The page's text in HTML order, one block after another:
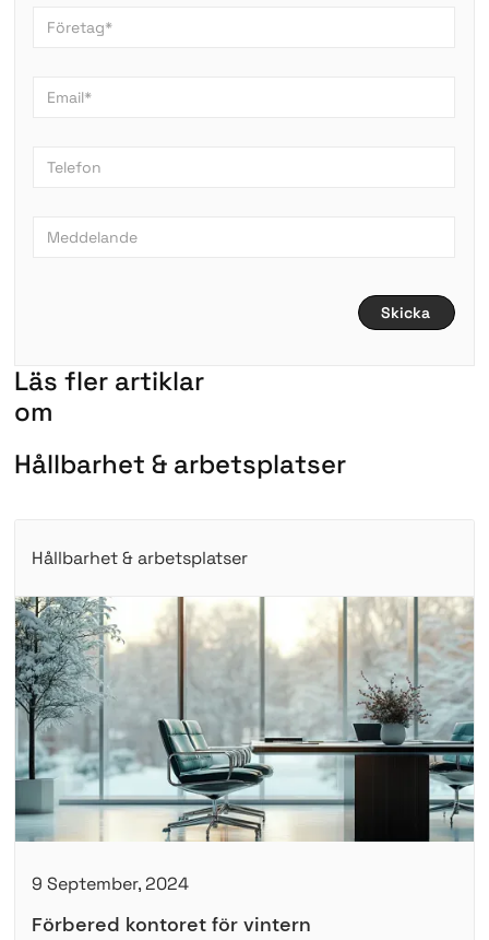
Läs fler artiklar
om
Hållbarhet & arbetsplatser
Hållbarhet & arbetsplatser
9 September, 2024
Förbered kontoret för vintern